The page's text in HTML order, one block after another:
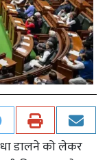
डालने को लेकर